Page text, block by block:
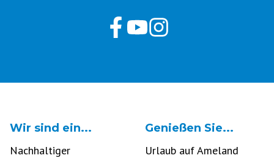
Wir sind ein...
Nachhaltiger
Genießen Sie...
Urlaub auf Ameland